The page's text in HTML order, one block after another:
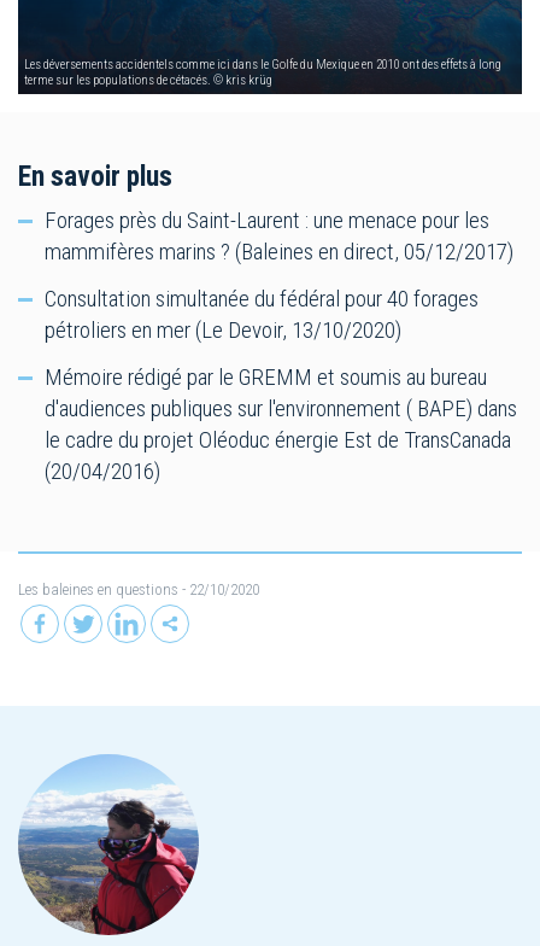
Les déversements accidentels comme ici dans le Golfe du Mexique en 2010 ont des effets à long
terme sur les populations de cétacés. © kris krüg
En savoir plus
Forages près du Saint-Laurent : une menace pour les
mammifères marins ? (Baleines en direct, 05/12/2017)
Consultation simultanée du fédéral pour 40 forages
pétroliers en mer (Le Devoir, 13/10/2020)
Mémoire rédigé par le GREMM et soumis au bureau
d'audiences publiques sur l'environnement ( BAPE) dans
le cadre du projet Oléoduc énergie Est de TransCanada
(20/04/2016)
Les baleines en questions - 22/10/2020